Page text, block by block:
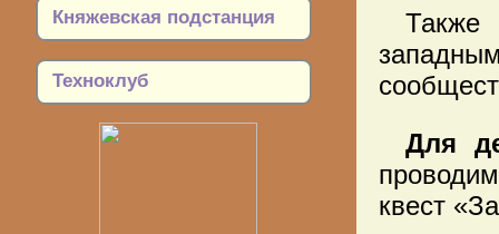
Для
квест
Княжевская подстанция
Техноклуб